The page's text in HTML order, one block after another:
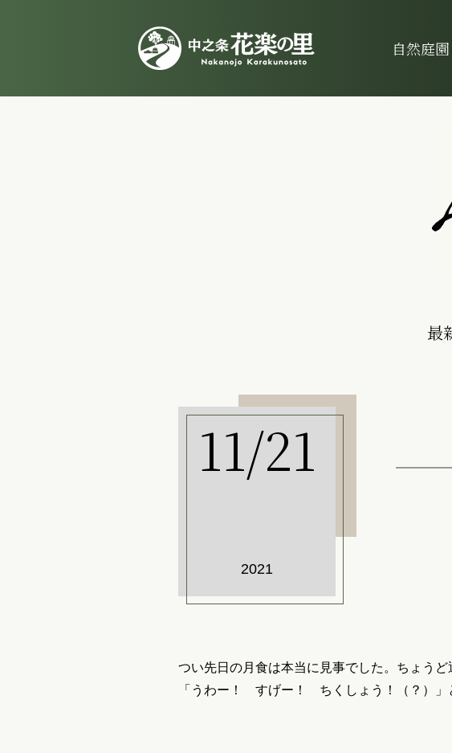
自然庭園
最
11/21
2021
つい先日の月食は本当に見事でした。ちょう
「うわー！ すげー！ ちくしょう！（？）」